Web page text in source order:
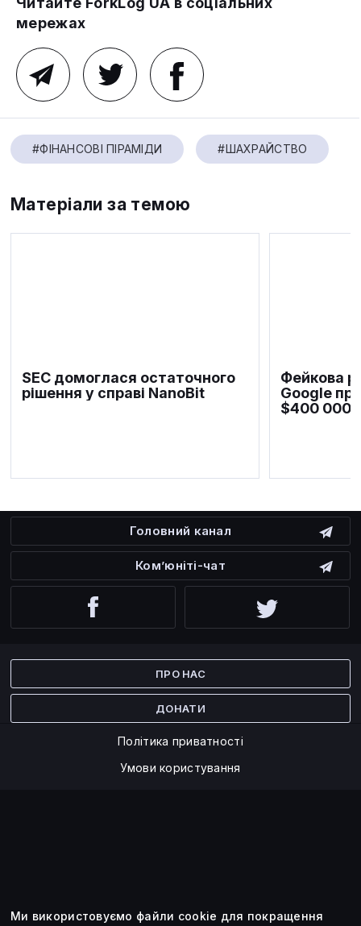
мережах
#ФІНАНСОВІ ПІРАМІДИ #ШАХРАЙСТВО
Матеріали за темою
SEC домоглася остаточного
рішення у справі NanoBit
Фейкова
Google
$400 000
Головний канал
Ком’юніті-чат
ПРО НАС
ДОНАТИ
Політика приватності
Умови користування
Ми використовуємо файли cookie для покращення